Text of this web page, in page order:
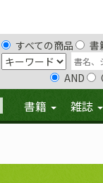
すべての商品 書
AND
書籍 雑誌